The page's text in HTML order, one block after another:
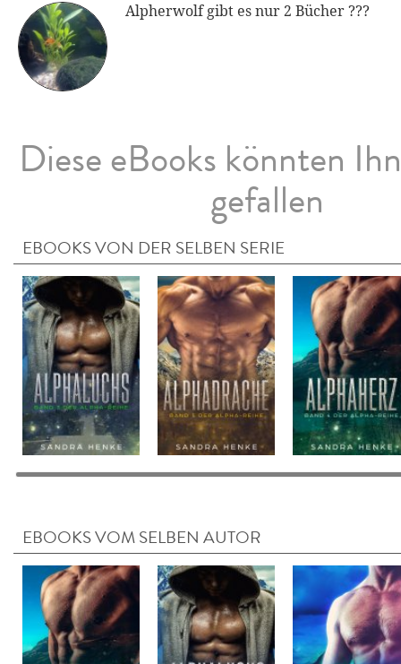
Alpherwolf gibt es nur 2 Bücher ???
Diese eBooks könnten
gefallen
EBOOKS VON DER SELBEN SERIE
EBOOKS VOM SELBEN AUTOR